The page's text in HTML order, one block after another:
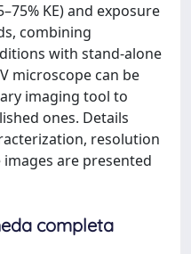
KE) and exposure
combining
with stand-alone
microscope can be
imaging tool to
ones. Details
resolution
are presented
completa